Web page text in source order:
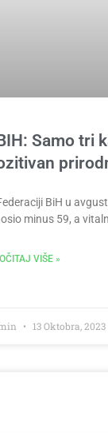
Samo tri
BiH u
minus 59, a
VIŠE »
13 Oktobra, 2023